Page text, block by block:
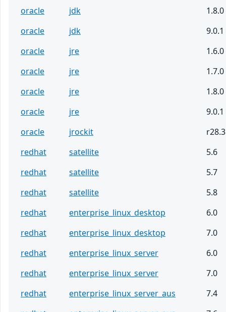
oracle
jdk
1.8.0
oracle
jdk
9.0.1
oracle
jre
1.6.0
oracle
jre
1.7.0
oracle
jre
1.8.0
oracle
jre
9.0.1
oracle
jrockit
redhat
satellite
5.6
redhat
satellite
5.7
redhat
satellite
5.8
redhat
enterprise_linux_desktop
6.0
redhat
enterprise_linux_desktop
7.0
redhat
enterprise_linux_server
6.0
redhat
enterprise_linux_server
7.0
redhat
enterprise_linux_server_aus
7.4